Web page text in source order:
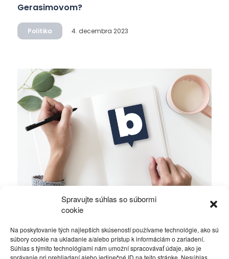
Spravujte súhlas so súbormi
cookie
Na poskytovanie tých najlepších skúseností používame technológie, ako sú
súbory cookie na ukladanie a/alebo prístup k informáciám o zariadení.
Súhlas s týmito technológiami nám umožní spracovávať údaje, ako je
správanie pri prehliadaní alebo jedinečné ID na tejto stránke. Nesúhlas
Gerasimovom?
Politika 4. decembra 2023
Ficova vláda a médiá…
Politika 4. decembra 2023